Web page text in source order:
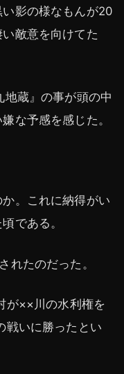
影の様なもんが20
敵意を向けてた
地蔵』の事が頭の中
な予感を感じた。
。これに納得がい
である。
れたのだった。
が××川の水利権を
戦いに勝ったとい